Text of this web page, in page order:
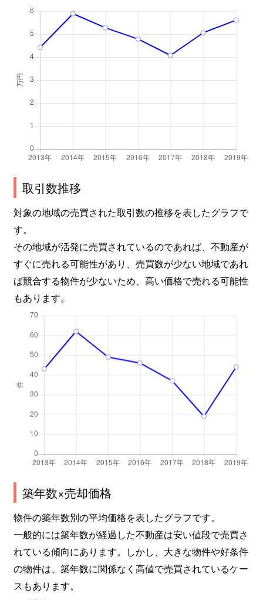
取引数推移
対象の地域の売買された取引数の推移を表したグラフで
す。
その地域が活発に売買されているのであれば、不動産が
すぐに売れる可能性があり、売買数が少ない地域であれ
ば競合する物件が少ないため、高い価格で売れる可能性
もあります。
築年数×売却価格
物件の築年数別の平均価格を表したグラフです。
一般的には築年数が経過した不動産は安い値段で売買さ
れている傾向にあります。しかし、大きな物件や好条件
の物件は、築年数に関係なく高値で売買されているケー
スもあります。